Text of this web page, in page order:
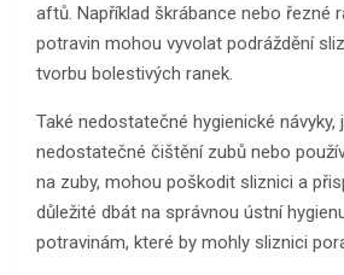
aftů. Například škrábance nebo řezné
potravin mohou vyvolat podráždění
tvorbu bolestivých ranek.
Také nedostatečné hygienické návyky,
nedostatečné čištění zubů nebo
na zuby, mohou poškodit sliznici a
důležité dbát na správnou ústní
potravinám, které by mohly sliznici